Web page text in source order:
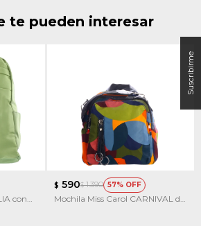
te pueden interesar
con
$ 590$ 1.390 57
Mochila Miss Carol CARNIVAL de